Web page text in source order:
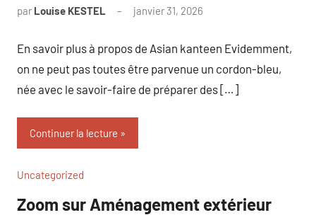
par Louise KESTEL janvier 31, 2026
En savoir plus à propos de Asian kanteen Evidemment,
on ne peut pas toutes être parvenue un cordon-bleu,
née avec le savoir-faire de préparer des […]
Continuer la lecture
Uncategorized
Zoom sur Aménagement extérieur